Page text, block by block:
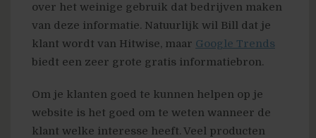
over het weinige gebruik dat bedrijven maken
van deze informatie. Natuurlijk wil Bill dat je
klant wordt van Hitwise, maar Google Trends
biedt een zeer grote gratis informatiebron.
Om je klanten goed te kunnen helpen op je
website is het goed om te weten wanneer de
klant welke interesse heeft. Veel producten